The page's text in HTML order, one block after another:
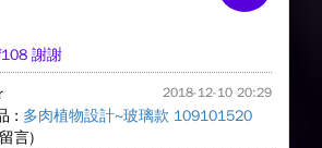
謝謝
2018-12-10 20:29
: 多肉植物設計~玻璃款 109101520
言)